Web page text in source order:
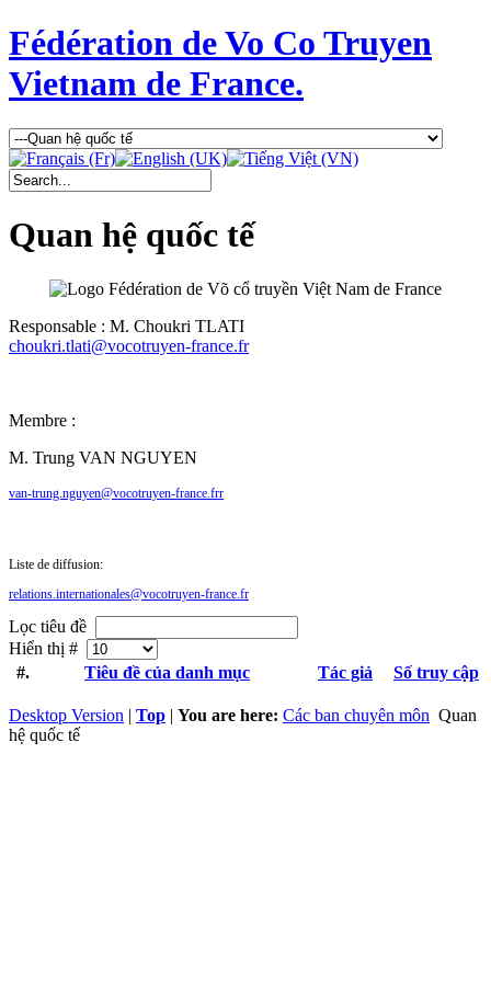
Fédération de Vo Co Truyen
Vietnam de France.
Quan hệ quốc tế
Responsable : M. Choukri TLATI
choukri.tlati@vocotruyen-france.fr
Membre :
M. Trung VAN NGUYEN
van-trung.nguyen@vocotruyen-france.frr
Liste de diffusion:
relations.internationales@vocotruyen-france.fr
Lọc tiêu đề
Hiển thị #
#.
Tiêu đề của danh mục Tác giả Số truy cập
Desktop Version | Top | You are here: Các ban chuyên môn Quan
hệ quốc tế